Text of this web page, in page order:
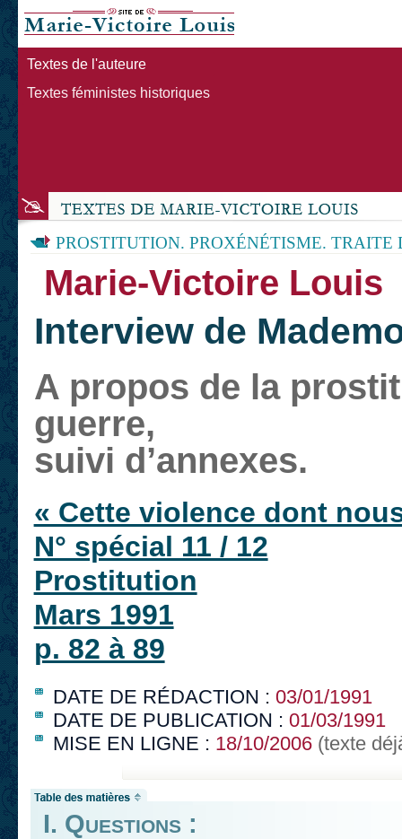
Textes de l'auteure
Textes féministes historiques
PROSTITUTION. PROXÉNÉTISME. TRAITE
Marie-Victoire Louis
Interview de
A propos de la
guerre,
suivi d’annexes.
« Cette violence dont
N° spécial 11 / 12
Prostitution
Mars 1991
p. 82 à 89
DATE DE RÉDACTION : 03/01/1991
DATE DE PUBLICATION : 01/03/1991
MISE EN LIGNE : 18/10/2006(texte
I. Questions :